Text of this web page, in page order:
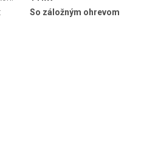
: So záložným ohrevom